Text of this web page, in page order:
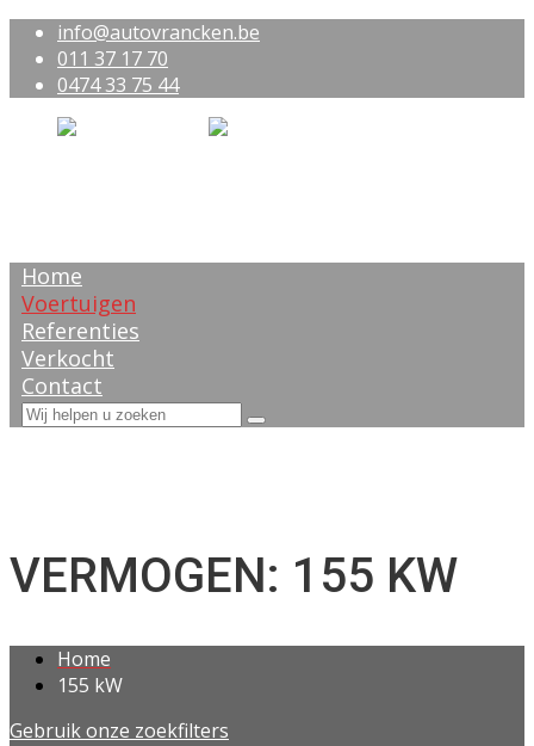
info@autovrancken.be
011 37 17 70
0474 33 75 44
Home
Voertuigen
Referenties
Verkocht
Contact
VERMOGEN: 155 KW
Home
155 kW
Gebruik onze zoekfilters